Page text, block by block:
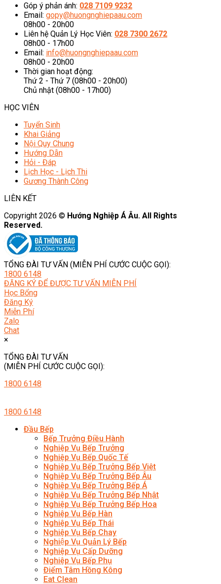
Góp ý phản ánh: 028 7109 9232
Email: gopy@huongnghiepaau.com
08h00 - 20h00
Liên hệ Quản Lý Học Viên: 028 7300 2672
08h00 - 17h00
Email: info@huongnghiepaau.com
08h00 - 20h00
Thời gian hoạt động:
Thứ 2 - Thứ 7 (08h00 - 20h00)
Chủ nhật (08h00 - 17h00)
HỌC VIÊN
Tuyển Sinh
Khai Giảng
Nội Quy Chung
Hướng Dẫn
Hỏi - Đáp
Lịch Học - Lịch Thi
Gương Thành Công
LIÊN KẾT
Copyright 2026 © Hướng Nghiệp Á Âu. All Rights
Reserved.
TỔNG ĐÀI TƯ VẤN (MIỄN PHÍ CƯỚC CUỘC GỌI):
1800 6148
ĐĂNG KÝ ĐỂ ĐƯỢC TƯ VẤN MIỄN PHÍ
Học Bổng
Đăng Ký
Miễn Phí
Zalo
Chat
×
TỔNG ĐÀI TƯ VẤN
(MIỄN PHÍ CƯỚC CUỘC GỌI):
1800 6148
1800 6148
Đầu Bếp
Bếp Trưởng Điều Hành
Nghiệp Vụ Bếp Trưởng
Nghiệp Vụ Bếp Quốc Tế
Nghiệp Vụ Bếp Trưởng Bếp Việt
Nghiệp Vụ Bếp Trưởng Bếp Âu
Nghiệp Vụ Bếp Trưởng Bếp Á
Nghiệp Vụ Bếp Trưởng Bếp Nhật
Nghiệp Vụ Bếp Trưởng Bếp Hoa
Nghiệp Vụ Bếp Hàn
Nghiệp Vụ Bếp Thái
Nghiệp Vụ Bếp Chay
Nghiệp Vụ Quản Lý Bếp
Nghiệp Vụ Cấp Dưỡng
Nghiệp Vụ Bếp Phụ
Điểm Tâm Hồng Kông
Eat Clean